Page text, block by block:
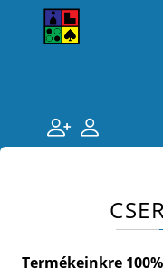
Termékeinkre